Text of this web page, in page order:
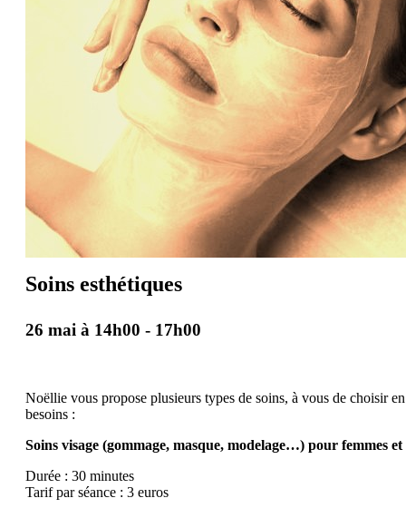
Soins esthétiques
26 mai à 14h00 - 17h00
Noëllie vous propose plusieurs types de soins, à vous de choisir
besoins :
Soins visage (gommage, masque, modelage…) pour femmes et
Durée : 30 minutes
Tarif par séance : 3 euros